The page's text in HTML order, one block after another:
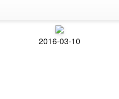
2016-03-10